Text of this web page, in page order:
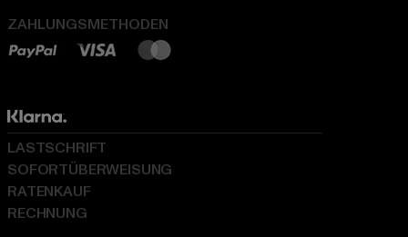
ZAHLUNGSMETHODEN
LASTSCHRIFT
SOFORTÜBERWEISUNG
RATENKAUF
RECHNUNG